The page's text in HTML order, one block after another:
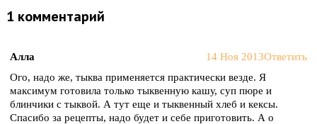
1 комментарий
Алла 14 Ноя 2013Ответить
Ого, надо же, тыква применяется практически везде. Я
максимум готовила только тыквенную кашу, суп пюре и
блинчики с тыквой. А тут еще и тыквенный хлеб и кексы.
Спасибо за рецепты, надо будет и себе приготовить. А о